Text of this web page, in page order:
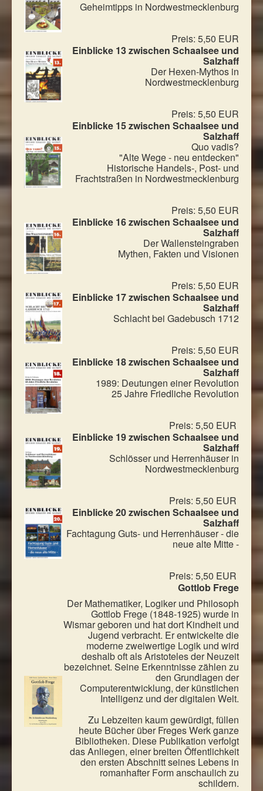
Geheimtipps in Nordwestmecklenburg
Preis: 5,50 EUR
Einblicke 13 zwischen Schaalsee und
Salzhaff
Der Hexen-Mythos in
Nordwestmecklenburg
Preis: 5,50 EUR
Einblicke 15 zwischen Schaalsee und
Salzhaff
Quo vadis?
"Alte Wege - neu entdecken"
Historische Handels-, Post- und
Frachtstraßen in Nordwestmecklenburg
Preis: 5,50 EUR
Einblicke 16 zwischen Schaalsee und
Salzhaff
Der Wallensteingraben
Mythen, Fakten und Visionen
Preis: 5,50 EUR
Einblicke 17 zwischen Schaalsee und
Salzhaff
Schlacht bei Gadebusch 1712
Preis: 5,50 EUR
Einblicke 18 zwischen Schaalsee und
Salzhaff
1989: Deutungen einer Revolution
25 Jahre Friedliche Revolution
Preis: 5,50 EUR
Einblicke 19 zwischen Schaalsee und
Salzhaff
Schlösser und Herrenhäuser in
Nordwestmecklenburg
Preis: 5,50 EUR
Einblicke 20 zwischen Schaalsee und
Salzhaff
Fachtagung Guts- und Herrenhäuser - die
neue alte Mitte -
Preis: 5,50 EUR
Gottlob Frege
Der Mathematiker, Logiker und Philosoph
Gottlob Frege (1848-1925) wurde in
Wismar geboren und hat dort Kindheit und
Jugend verbracht. Er entwickelte die
moderne zweiwertige Logik und wird
deshalb oft als Aristoteles der Neuzeit
bezeichnet. Seine Erkenntnisse zählen zu
den Grundlagen der
Computerentwicklung, der künstlichen
Intelligenz und der digitalen Welt.
Zu Lebzeiten kaum gewürdigt, füllen
heute Bücher über Freges Werk ganze
Bibliotheken. Diese Publikation verfolgt
das Anliegen, einer breiten Öffentlichkeit
den ersten Abschnitt seines Lebens in
romanhafter Form anschaulich zu
schildern.